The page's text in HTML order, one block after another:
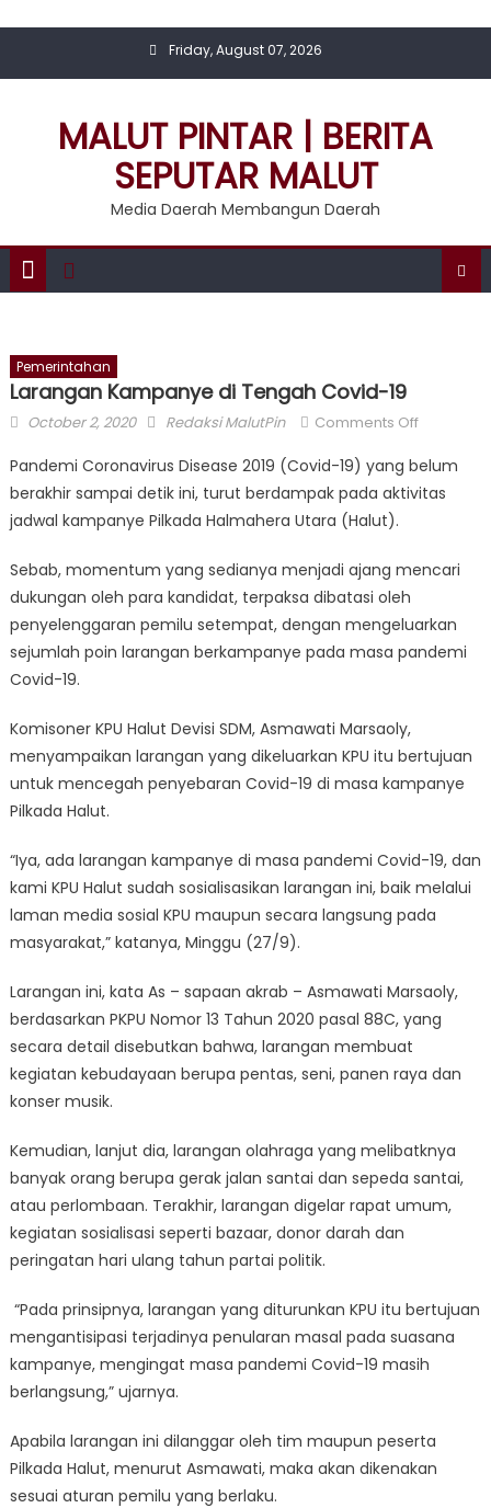
Friday, August 07, 2026
MALUT PINTAR | BERITA
SEPUTAR MALUT
Media Daerah Membangun Daerah
Pemerintahan
Larangan Kampanye di Tengah Covid-19
Posted
October 2, 2020 Author
Redaksi MalutPin Comments Offon
di
19
Pandemi Coronavirus Disease 2019 (Covid-19) yang belum
berakhir sampai detik ini, turut berdampak pada aktivitas
jadwal kampanye Pilkada Halmahera Utara (Halut).
Sebab, momentum yang sedianya menjadi ajang mencari
dukungan oleh para kandidat, terpaksa dibatasi oleh
penyelenggaran pemilu setempat, dengan mengeluarkan
sejumlah poin larangan berkampanye pada masa pandemi
Covid-19.
Komisoner KPU Halut Devisi SDM, Asmawati Marsaoly,
menyampaikan larangan yang dikeluarkan KPU itu bertujuan
untuk mencegah penyebaran Covid-19 di masa kampanye
Pilkada Halut.
“Iya, ada larangan kampanye di masa pandemi Covid-19, dan
kami KPU Halut sudah sosialisasikan larangan ini, baik melalui
laman media sosial KPU maupun secara langsung pada
masyarakat,” katanya, Minggu (27/9).
Larangan ini, kata As – sapaan akrab – Asmawati Marsaoly,
berdasarkan PKPU Nomor 13 Tahun 2020 pasal 88C, yang
secara detail disebutkan bahwa, larangan membuat
kegiatan kebudayaan berupa pentas, seni, panen raya dan
konser musik.
Kemudian, lanjut dia, larangan olahraga yang melibatknya
banyak orang berupa gerak jalan santai dan sepeda santai,
atau perlombaan. Terakhir, larangan digelar rapat umum,
kegiatan sosialisasi seperti bazaar, donor darah dan
peringatan hari ulang tahun partai politik.
“Pada prinsipnya, larangan yang diturunkan KPU itu bertujuan
mengantisipasi terjadinya penularan masal pada suasana
kampanye, mengingat masa pandemi Covid-19 masih
berlangsung,” ujarnya.
Apabila larangan ini dilanggar oleh tim maupun peserta
Pilkada Halut, menurut Asmawati, maka akan dikenakan
sesuai aturan pemilu yang berlaku.